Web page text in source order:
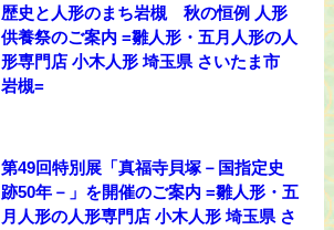
歴史と人形のまち岩槻 秋の恒例 人形
供養祭のご案内 =雛人形・五月人形の人
形専門店 小木人形 埼玉県 さいたま市
岩槻=
第49回特別展「真福寺貝塚－国指定史
跡50年－」を開催のご案内 =雛人形・五
月人形の人形専門店 小木人形 埼玉県 さ